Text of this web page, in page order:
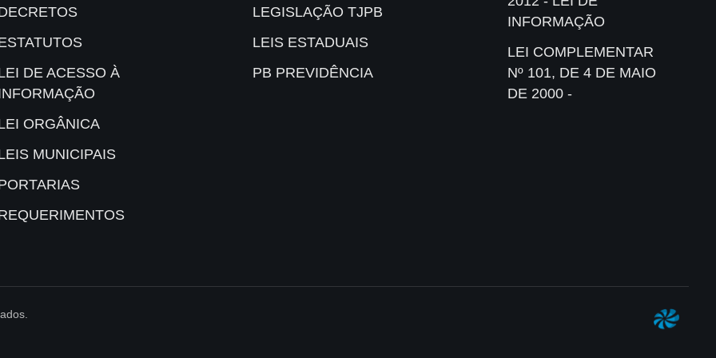
DE ACESSO À
ORGÂNICA
MUNICIPAIS
LEGISLAÇÃO TJPB
LEIS ESTADUAIS
PB PREVIDÊNCIA
INFORMAÇÃO
LEI COMPLEMENTAR
Nº 101, DE 4 DE MAIO
DE 2000 -